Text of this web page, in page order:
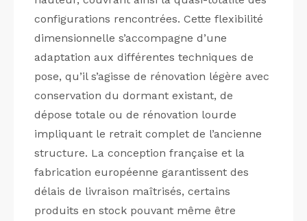
configurations rencontrées. Cette flexibilité
dimensionnelle s’accompagne d’une
adaptation aux différentes techniques de
pose, qu’il s’agisse de rénovation légère avec
conservation du dormant existant, de
dépose totale ou de rénovation lourde
impliquant le retrait complet de l’ancienne
structure. La conception française et la
fabrication européenne garantissent des
délais de livraison maîtrisés, certains
produits en stock pouvant même être